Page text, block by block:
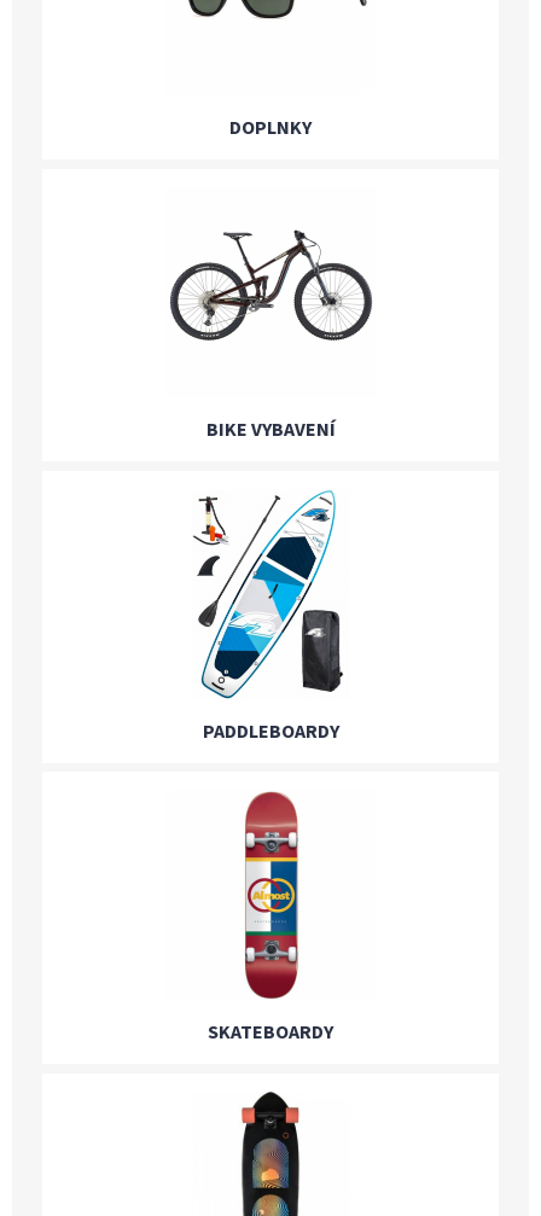
DOPLNKY
BIKE VYBAVENÍ
PADDLEBOARDY
SKATEBOARDY